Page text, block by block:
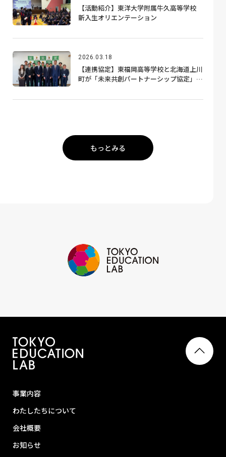
【活動紹介】東洋大学附属牛久高等学校
新入生オリエンテーション
2026.03.18
【連携協定】東福岡高等学校と北海道上川
町が「未来共創パートナーシップ協定」を
もっとみる
事業内容
わたしたちについて
会社概要
お知らせ